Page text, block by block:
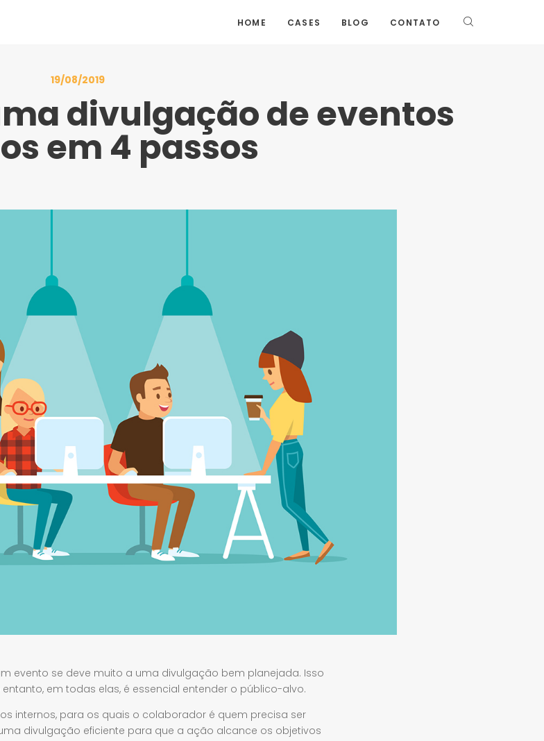
HOME CASES BLOG CONTATO
19/08/2019
divulgação de eventos
em 4 passos
evento se deve muito a uma divulgação bem planejada. Isso
em todas elas, é essencial entender o público-alvo.
internos, para os quais o colaborador é quem precisa ser
divulgação eficiente para que a ação alcance os objetivos